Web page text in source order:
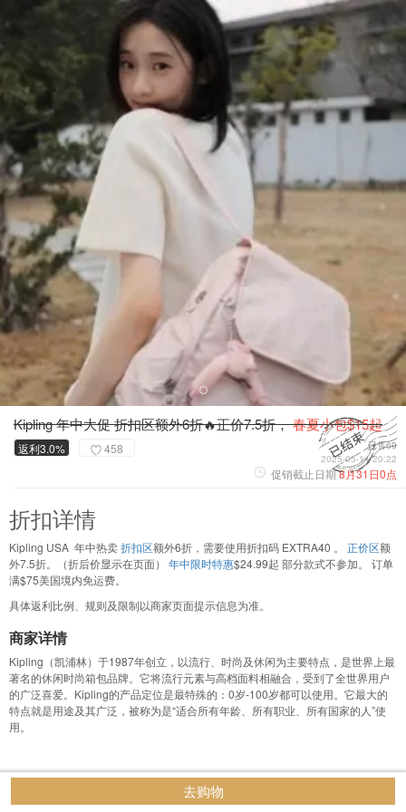
Kipling 年中大促 折扣区额外6折🔥正价7.5折，春夏小包$15起
返利3.0% 458
已售69
2025-05-14 20:22
促销截止日期8月31日0点
折扣详情
Kipling USA 年中热卖折扣区额外6折，需要使用折扣码 EXTRA40 。 正价区额
外7.5折。（折后价显示在页面） 年中限时特惠$24.99起 部分款式不参加。 订单
满$75美国境内免运费。
具体返利比例、规则及限制以商家页面提示信息为准。
商家详情
Kipling（凯浦林）于1987年创立，以流行、时尚及休闲为主要特点，是世界上最
著名的休闲时尚箱包品牌。它将流行元素与高档面料相融合，受到了全世界用户
的广泛喜爱。Kipling的产品定位是最特殊的：0岁-100岁都可以使用。它最大的
特点就是用途及其广泛，被称为是“适合所有年龄、所有职业、所有国家的人”使
用。
去购物